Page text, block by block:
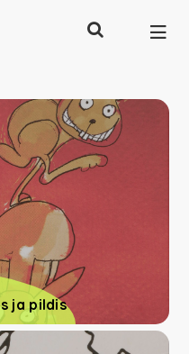
Otsing
ja pildis